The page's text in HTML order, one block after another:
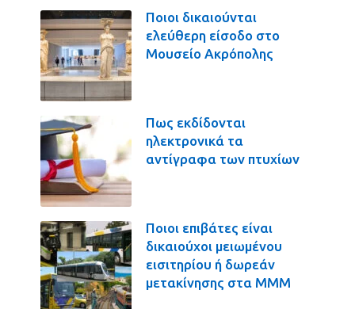
Ποιοι δικαιούνται
ελεύθερη είσοδο στο
Μουσείο Ακρόπολης
Πως εκδίδονται
ηλεκτρονικά τα
αντίγραφα των πτυχίων
Ποιοι επιβάτες είναι
δικαιούχοι μειωμένου
εισιτηρίου ή δωρεάν
μετακίνησης στα ΜΜΜ